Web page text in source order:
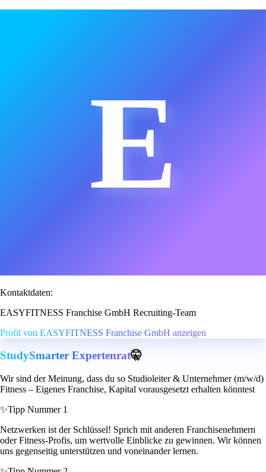
E
Kontaktdaten:
EASYFITNESS Franchise GmbH Recruiting-Team
Profil von EASYFITNESS Franchise GmbH anzeigen
StudySmarter Expertenrat🤫
Wir sind der Meinung, dass du so Studioleiter & Unternehmer (m/w/d)
Fitness – Eigenes Franchise, Kapital vorausgesetzt erhalten könntest
✨Tipp Nummer 1
Netzwerken ist der Schlüssel! Sprich mit anderen Franchisenehmern
oder Fitness-Profis, um wertvolle Einblicke zu gewinnen. Wir können
uns gegenseitig unterstützen und voneinander lernen.